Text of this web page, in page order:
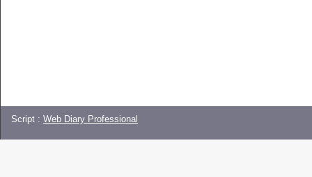
Script : Web Diary Professional